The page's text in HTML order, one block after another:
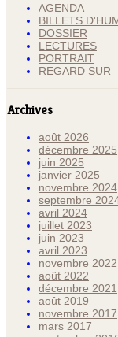
AGENDA
BILLETS
DOSSIER
LECTURES
PORTRAIT
REGARD SUR
Archives
août 2026
décembre 2025
juin 2025
janvier 2025
novembre 2024
septembre
avril 2024
juillet 2023
juin 2023
avril 2023
novembre 2022
août 2022
décembre 2021
août 2019
novembre 2017
mars 2017